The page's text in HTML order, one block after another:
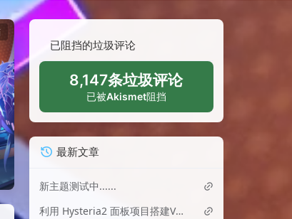
已阻挡的垃圾评论
8,147条垃圾评论
已被Akismet阻挡
最新文章
新主题测试中......
利用 Hysteria2 面板项目搭建VPN